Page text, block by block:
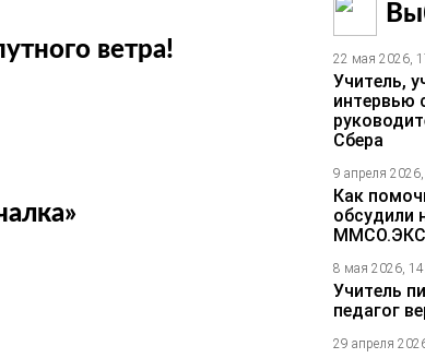
ветра! 22 мая 2026,
Учитель,
интервью
Сбера
9 апреля
Как
обсудили
8 мая 2026,
Учитель
педагог
29 апреля